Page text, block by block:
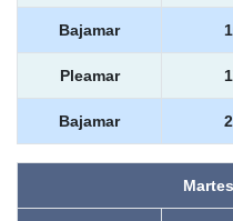
Bajamar
Pleamar
Bajamar